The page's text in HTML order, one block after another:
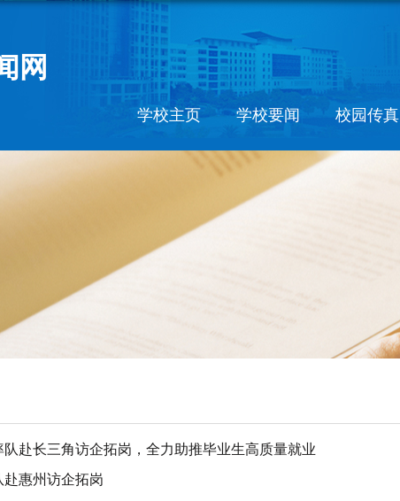
网
学校主页 学校要闻 校园传真
赴长三角访企拓岗，全力助推毕业生高质量就业
惠州访企拓岗